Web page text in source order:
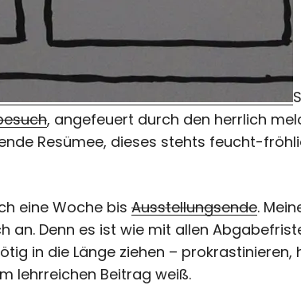
, angefeuert durch den herrlich
Resümee, dieses stehts feucht-
eine Woche bis Ausstellungsende.
an. Denn es ist wie mit allen
in die Länge ziehen –
lehrreichen Beitrag weiß.